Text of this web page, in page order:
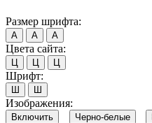
Размер шрифта:
А А А
Цвета сайта:
Ц Ц Ц
Шрифт:
Ш Ш
Изображения:
Включить Черно-белые